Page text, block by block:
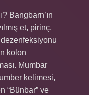
Bangbarn’ın
et, pirinç,
dezenfeksiyonu
kolon
Mumbar
kelimesi,
“Bünbar” ve